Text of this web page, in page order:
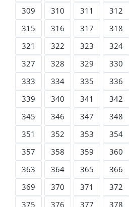
309
310 311 312
315
316 317 318
321
322 323 324
327
328 329 330
333
334 335 336
339
340 341 342
345
346 347 348
351
352 353 354
357
358 359 360
363
364 365 366
369
370 371 372
375
376 377 378